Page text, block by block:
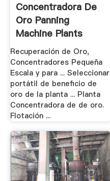
Concentradora De
Oro Panning
Machine Plants
Recuperación de Oro,
Concentradores Pequeña
Escala y para ... Seleccionar
portátil de beneficio de
oro de la planta ... Planta
Concentradora de de oro.
Flotación ...